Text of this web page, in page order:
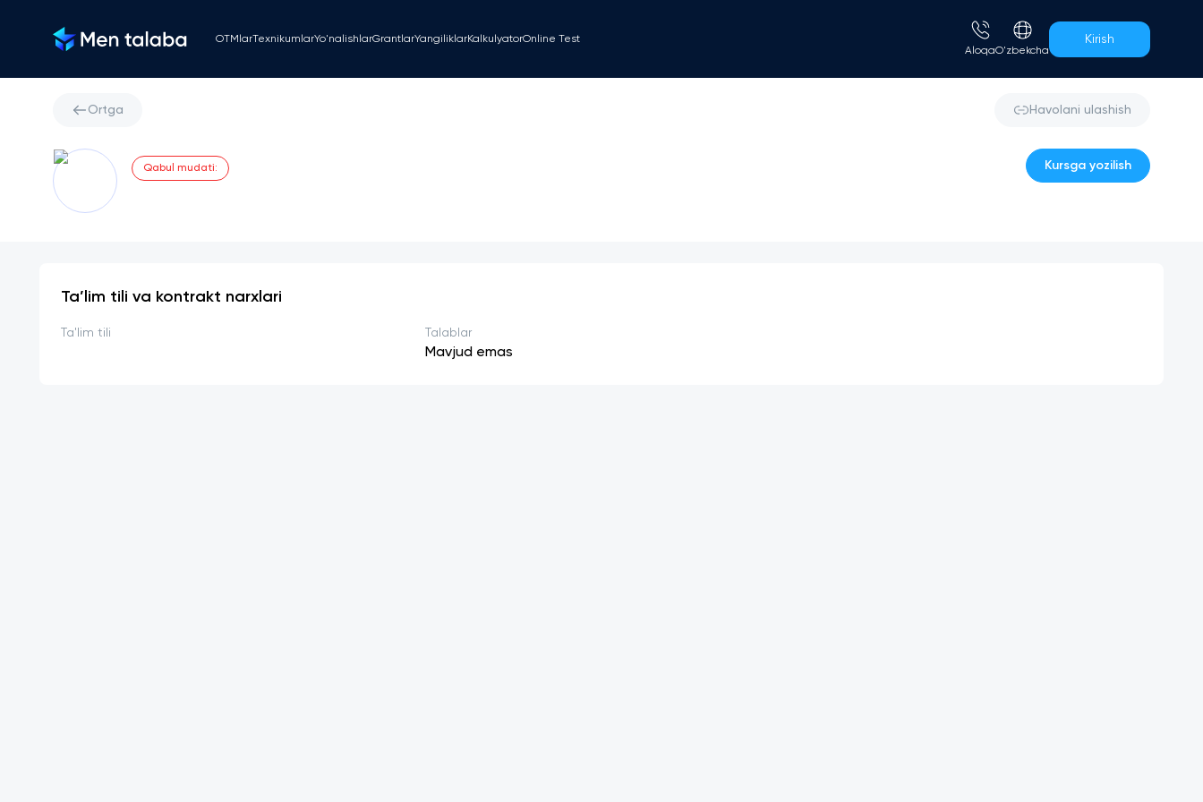
OTMlarTexnikumlarYo'nalishlarGrantlarYangiliklarKalkulyatorOnline Test
AloqaO'zbekcha
Kirish
Ortga Havolani ulashish
Kursga yozilish
Qabul mudati:
Ta’lim tili va kontrakt narxlari
Ta'lim tili Talablar
Mavjud emas